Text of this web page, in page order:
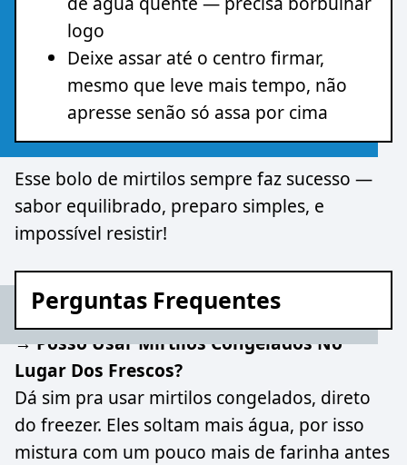
logo
Deixe assar até o centro firmar,
mesmo que leve mais tempo, não
apresse senão só assa por cima
Esse bolo de mirtilos sempre faz sucesso —
sabor equilibrado, preparo simples, e
impossível resistir!
Perguntas Frequentes
→ Posso Usar Mirtilos Congelados No
Lugar Dos Frescos?
Dá sim pra usar mirtilos congelados, direto
do freezer. Eles soltam mais água, por isso
mistura com um pouco mais de farinha antes